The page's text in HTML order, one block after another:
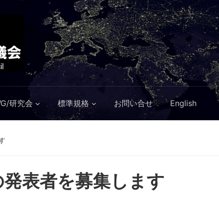
研究会 標準規格 お問い合せ English
表者を募集します